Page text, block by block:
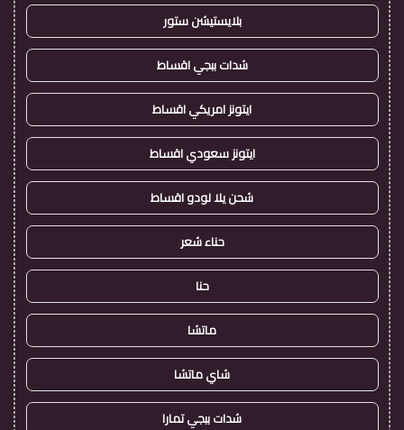
بلايستيشن ستور
شدات ببجي اقساط
ايتونز امريكي اقساط
ايتونز سعودي اقساط
شحن يلا لودو اقساط
حناء شعر
حنا
ماتشا
شاي ماتشا
شدات ببجي تمارا